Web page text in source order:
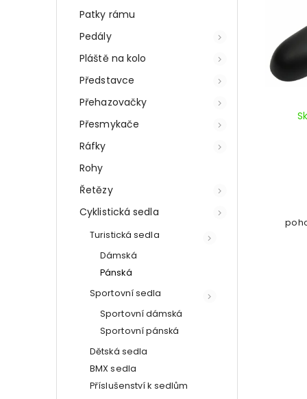
Patky rámu
Pedály
Pláště na kolo
Představce
Přehazovačky
Přesmykače
Ráfky
Rohy
Řetězy
Cyklistická sedla
Turistická sedla
Dámská
Pánská
Sportovní sedla
Sportovní dámská
Sportovní pánská
Dětská sedla
BMX sedla
Příslušenství k sedlům